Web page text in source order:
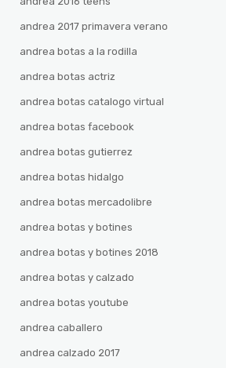
andrea 2017 primavera verano
andrea botas a la rodilla
andrea botas actriz
andrea botas catalogo virtual
andrea botas facebook
andrea botas gutierrez
andrea botas hidalgo
andrea botas mercadolibre
andrea botas y botines
andrea botas y botines 2018
andrea botas y calzado
andrea botas youtube
andrea caballero
andrea calzado 2017